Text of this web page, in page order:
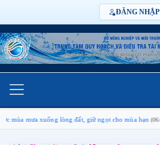
ĐĂNG NHẬP
xuống lòng đất, giữ ngọt cho mùa hạn(06/08)